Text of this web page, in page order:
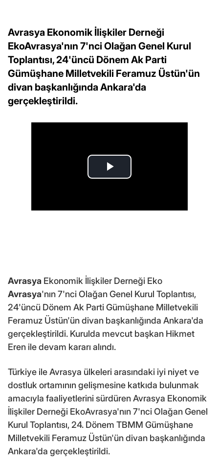
Avrasya Ekonomik İlişkiler Derneği
EkoAvrasya'nın 7'nci Olağan Genel Kurul
Toplantısı, 24'üncü Dönem Ak Parti
Gümüşhane Milletvekili Feramuz Üstün'ün
divan başkanlığında Ankara'da
gerçekleştirildi.
Avrasya Ekonomik İlişkiler Derneği Eko
Avrasya'nın 7'nci Olağan Genel Kurul Toplantısı,
24'üncü Dönem Ak Parti Gümüşhane Milletvekili
Feramuz Üstün'ün divan başkanlığında Ankara'da
gerçekleştirildi. Kurulda mevcut başkan Hikmet
Eren ile devam kararı alındı.
Türkiye ile Avrasya ülkeleri arasındaki iyi niyet ve
dostluk ortamının gelişmesine katkıda bulunmak
amacıyla faaliyetlerini sürdüren Avrasya Ekonomik
İlişkiler Derneği EkoAvrasya'nın 7'nci Olağan Genel
Kurul Toplantısı, 24. Dönem TBMM Gümüşhane
Milletvekili Feramuz Üstün'ün divan başkanlığında
Ankara'da gerçekleştirildi.